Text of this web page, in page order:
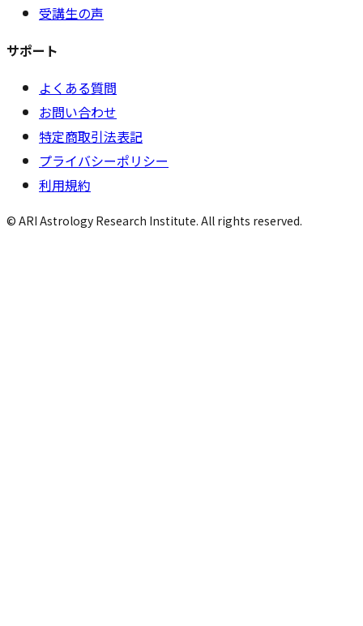
受講生の声
サポート
よくある質問
お問い合わせ
特定商取引法表記
プライバシーポリシー
利用規約
© ARI Astrology Research Institute. All rights reserved.